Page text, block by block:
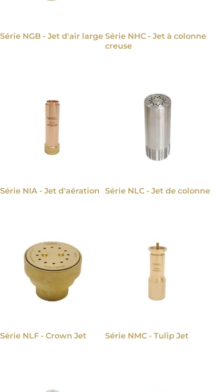
Série NGB - Jet d'air large Série NHC - Jet à colonne
creuse
Série NIA - Jet d'aération Série NLC - Jet de colonne
Série NLF - Crown Jet Série NMC - Tulip Jet